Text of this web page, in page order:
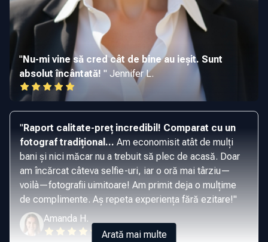
"Nu-mi vine să cred cât de bine au ieșit. Sunt
absolut încântată! " Jennifer L.
"Raport calitate-preț incredibil! Comparat cu un
fotograf tradițional... Am economisit atât de mulți
bani și nici măcar nu a trebuit să plec de acasă. Doar
am încărcat câteva selfie-uri, iar o oră mai târziu—
voilà—fotografii uimitoare! Am primit deja o mulțime
de complimente. Aș repeta experiența fără ezitare!"
Amanda H.
Arată mai multe